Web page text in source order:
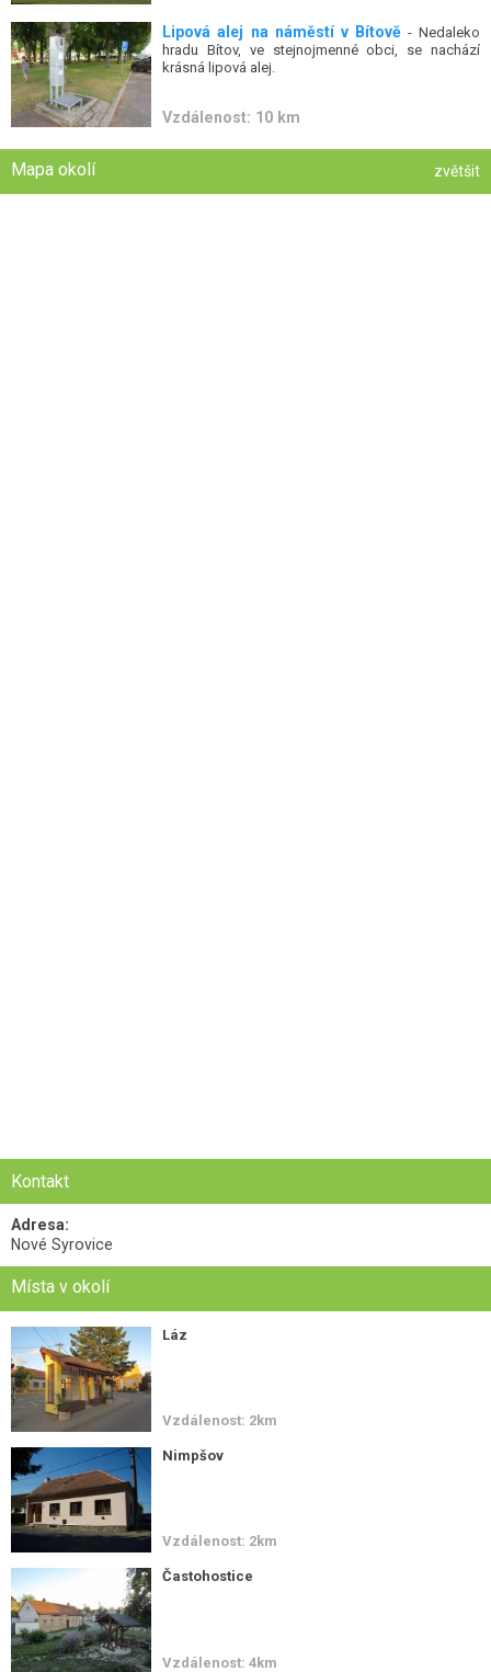
Lipová alej na náměstí v Bítově- Nedaleko
hradu Bítov, ve stejnojmenné obci, se nachází
krásná lipová alej.
Vzdálenost: 10 km
Mapa okolí zvětšit
Kontakt
Adresa:
Nové Syrovice
Místa v okolí
Láz
Vzdálenost: 2km
Nimpšov
Vzdálenost: 2km
Častohostice
Vzdálenost: 4km